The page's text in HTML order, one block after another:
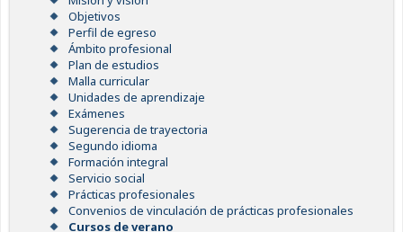
Objetivos
Perfil de egreso
Ámbito profesional
Plan de estudios
Malla curricular
Unidades de aprendizaje
Exámenes
Sugerencia de trayectoria
Segundo idioma
Formación integral
Servicio social
Prácticas profesionales
Convenios de vinculación de prácticas profesionales
Cursos de verano